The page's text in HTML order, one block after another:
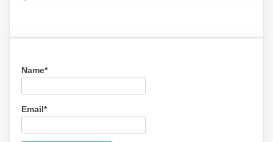
Name*
Email*